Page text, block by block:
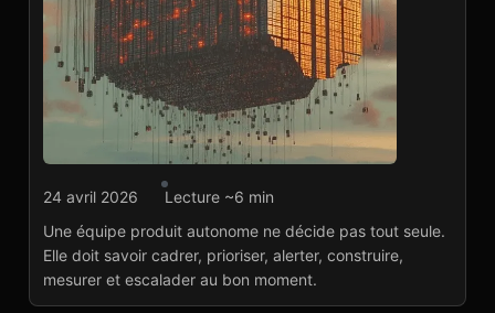
Développement web
d’autonomie attendre
d’une équipe produit
web sur mesure ?
Lire l'article→
24 avril 2026
Lecture ~6 min
Une équipe produit autonome ne décide pas tout seule.
Elle doit savoir cadrer, prioriser, alerter, construire,
mesurer et escalader au bon moment.